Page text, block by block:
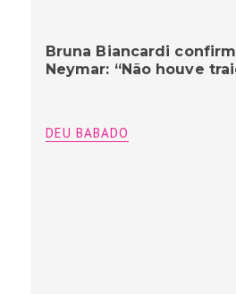
Bruna Biancardi
Neymar: “Não houve
DEU BABADO